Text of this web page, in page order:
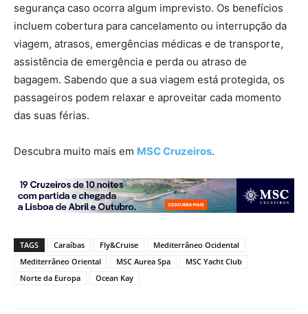
segurança caso ocorra algum imprevisto. Os benefícios
incluem cobertura para cancelamento ou interrupção da
viagem, atrasos, emergências médicas e de transporte,
assistência de emergência e perda ou atraso de
bagagem. Sabendo que a sua viagem está protegida, os
passageiros podem relaxar e aproveitar cada momento
das suas férias.
Descubra muito mais em MSC Cruzeiros.
TAGS Caraíbas Fly&Cruise
Mediterrâneo Ocidental
Mediterrâneo Oriental
MSC Aurea Spa
MSC Yacht Club
Norte da Europa
Ocean Kay